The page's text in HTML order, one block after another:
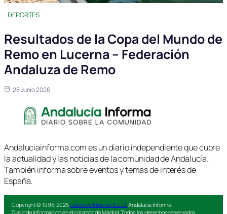
DEPORTES
Resultados de la Copa del Mundo de
Remo en Lucerna – Federación
Andaluza de Remo
28 Junio 2026
Andaluciainforma.com es un diario independiente que cubre
la actualidad y las noticias de la comunidad de Andalucía.
También informa sobre eventos y temas de interés de
España.
Copyright © 1995-2025Colorvivo Internet S.L.U. Andalucía Informa.
Diario de información en el corazón de Madrid. Todos los derechos reservados.